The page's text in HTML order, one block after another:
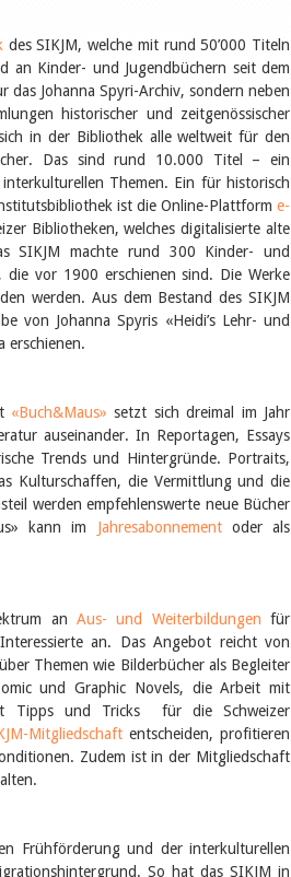
des SIKJM, welche mit rund 50’000 Titeln
an Kinder- und Jugendbüchern seit dem
Johanna Spyri-Archiv, sondern neben
historischer und zeitgenössischer
in der Bibliothek alle weltweit für den
Das sind rund 10.000 Titel – ein
Themen. Ein für historisch
ist die Online-Plattform e-
Bibliotheken, welches digitalisierte alte
SIKJM machte rund 300 Kinder- und
die vor 1900 erschienen sind. Die Werke
werden. Aus dem Bestand des SIKJM
von Johanna Spyris «Heidi’s Lehr- und
erschienen.
«Buch&Maus» setzt sich dreimal im Jahr
auseinander. In Reportagen, Essays
Trends und Hintergründe. Portraits,
Kulturschaffen, die Vermittlung und die
werden empfehlenswerte neue Bücher
kann im Jahresabonnementoder als
an Aus- und Weiterbildungen für
an. Das Angebot reicht von
Themen wie Bilderbücher als Begleiter
und Graphic Novels, die Arbeit mit
Tipps und Tricks für die Schweizer
Mitgliedschaftentscheiden, profitieren
Zudem ist in der Mitgliedschaft
Frühförderung und der interkulturellen
So hat das SIKJM in